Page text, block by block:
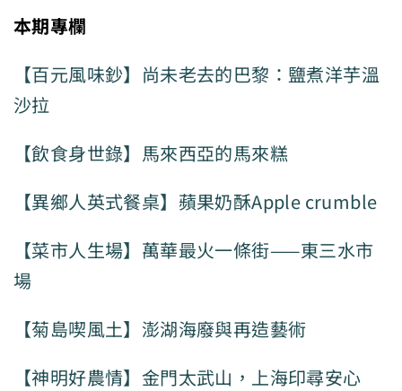
本期專欄
【百元風味鈔】尚未老去的巴黎：鹽煮洋芋溫
沙拉
【飲食身世錄】馬來西亞的馬來糕
【異鄉人英式餐桌】蘋果奶酥Apple crumble
【菜市人生場】萬華最火一條街——東三水市
場
【菊島喫風土】澎湖海廢與再造藝術
【神明好農情】金門太武山，上海印尋安心